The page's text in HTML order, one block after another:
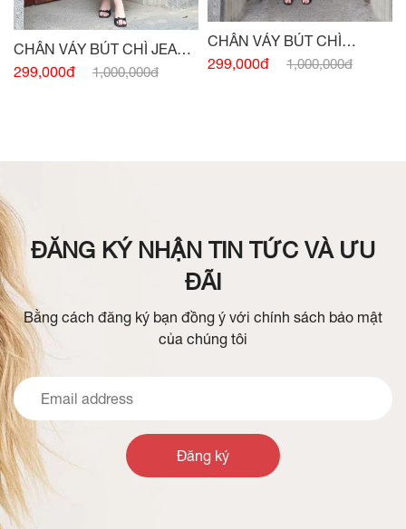
CHÂN VÁY BÚT CHÌ JEAN
LỤA XANH TÀ LẬT
299,000đ 1,000,000đ
CHÂN VÁY BÚT CHÌ
XUÔNG TRẮNG TÀ LẬT
299,000đ 1,000,000đ
ĐĂNG KÝ NHẬN TIN TỨC VÀ ƯU
ĐÃI
Bằng cách đăng ký bạn đồng ý với chính sách bảo mật
của chúng tôi
Đăng ký